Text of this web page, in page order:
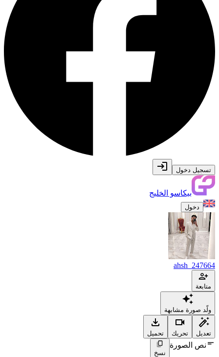
تسجيل دخول
بيكاسو الخليج
دخول
ahsh_247664
متابعة
ولّد صورة مشابهة
تعديل تحريك تحميل
نص الصورة
نسخ